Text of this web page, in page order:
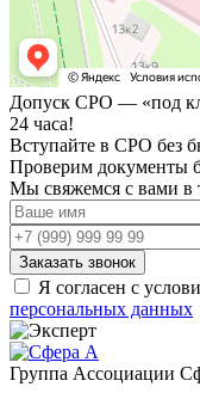
Допуск СРО — «под
24 часа!
Вступайте в СРО без
Проверим документы
Мы свяжемся с вами в
Заказать звонок
Я согласен с
персональных данных
Группа Ассоциации